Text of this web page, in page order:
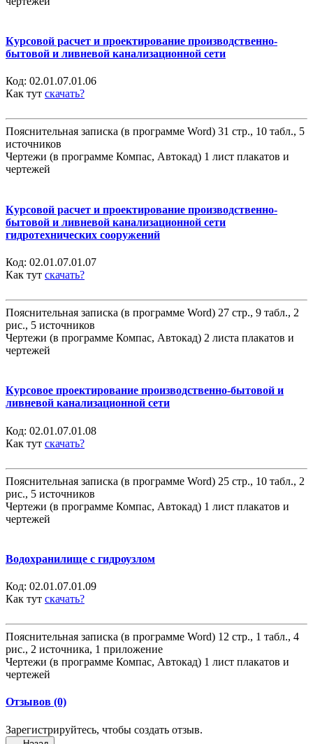
Курсовой расчет и проектирование производственно-
бытовой и ливневой канализационной сети
Код: 02.01.07.01.06
Как тут скачать?
Пояснительная записка (в программе Word) 31 стр., 10 табл., 5
источников
Чертежи (в программе Компас, Автокад) 1 лист плакатов и
чертежей
Курсовой расчет и проектирование производственно-
бытовой и ливневой канализационной сети
гидротехнических сооружений
Код: 02.01.07.01.07
Как тут скачать?
Пояснительная записка (в программе Word) 27 стр., 9 табл., 2
рис., 5 источников
Чертежи (в программе Компас, Автокад) 2 листа плакатов и
чертежей
Курсовое проектирование производственно-бытовой и
ливневой канализационной сети
Код: 02.01.07.01.08
Как тут скачать?
Пояснительная записка (в программе Word) 25 стр., 10 табл., 2
рис., 5 источников
Чертежи (в программе Компас, Автокад) 1 лист плакатов и
чертежей
Водохранилище с гидроузлом
Код: 02.01.07.01.09
Как тут скачать?
Пояснительная записка (в программе Word) 12 стр., 1 табл., 4
рис., 2 источника, 1 приложение
Чертежи (в программе Компас, Автокад) 1 лист плакатов и
чертежей
Отзывов (0)
Зарегистрируйтесь, чтобы создать отзыв.